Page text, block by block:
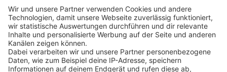
Schnellzugriff
ZAHLUNGSMETHODEN
SOCIAL